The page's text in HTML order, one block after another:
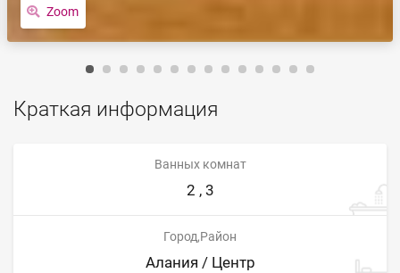
Zoom
Краткая информация
Ванных комнат
2 , 3
Город,Район
Алания / Центр